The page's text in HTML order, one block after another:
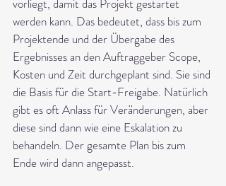
werden kann. Das bedeutet, dass bis zum
Projektende und der Übergabe des
Ergebnisses an den Auftraggeber Scope,
Kosten und Zeit durchgeplant sind. Sie sind
die Basis für die Start-Freigabe. Natürlich
gibt es oft Anlass für Veränderungen, aber
diese sind dann wie eine Eskalation zu
behandeln. Der gesamte Plan bis zum
Ende wird dann angepasst.